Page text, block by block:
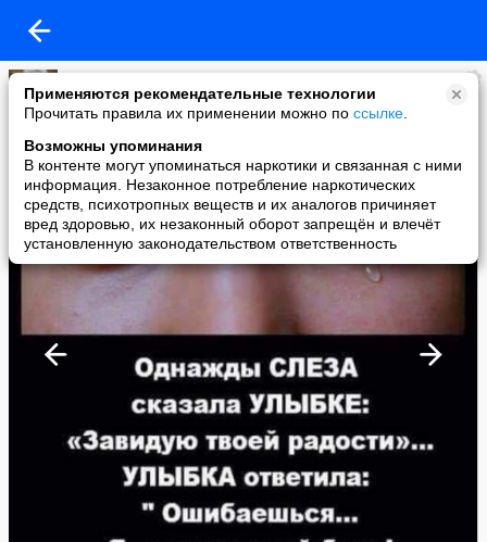
Применяются рекомендательные технологии
Прочитать правила их применении можно по ссылке
Возможны упоминания
В контенте могут упоминаться наркотики и связанная с ними
информация. Незаконное потребление наркотических
средств, психотропных веществ и их аналогов причиняет
вред здоровью, их незаконный оборот запрещён и влечёт
установленную законодательством ответственность
Лариса Кудисова
added a photo
16 Mar в 14:34